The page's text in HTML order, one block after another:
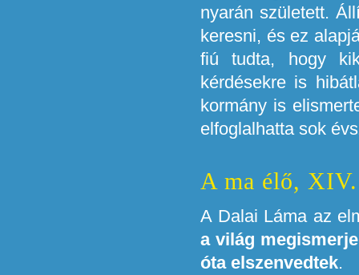
nyarán született.
keresni, és ez
fiú tudta, hogy
kérdésekre is
kormány is
elfoglalhatta sok
A ma élő,
A Dalai Láma az
a világ
óta elszenvedtek.